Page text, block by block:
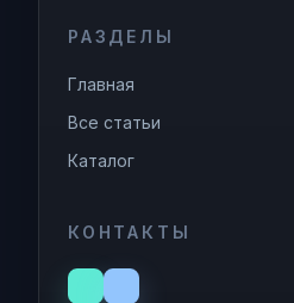
РАЗДЕЛЫ
Главная
Все статьи
Каталог
КОНТАКТЫ